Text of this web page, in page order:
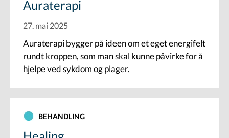
Auraterapi
27. mai 2025
Auraterapi bygger på ideen om et eget energifelt
rundt kroppen, som man skal kunne påvirke for å
hjelpe ved sykdom og plager.
BEHANDLING